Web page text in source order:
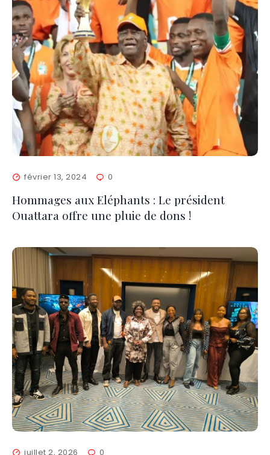
février 13, 2024 0
Hommages aux Eléphants : Le président
Ouattara offre une pluie de dons !
juillet 2, 2026 0